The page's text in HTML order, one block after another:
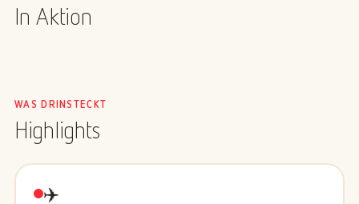
In Aktion
WAS DRINSTECKT
Highlights
✈️